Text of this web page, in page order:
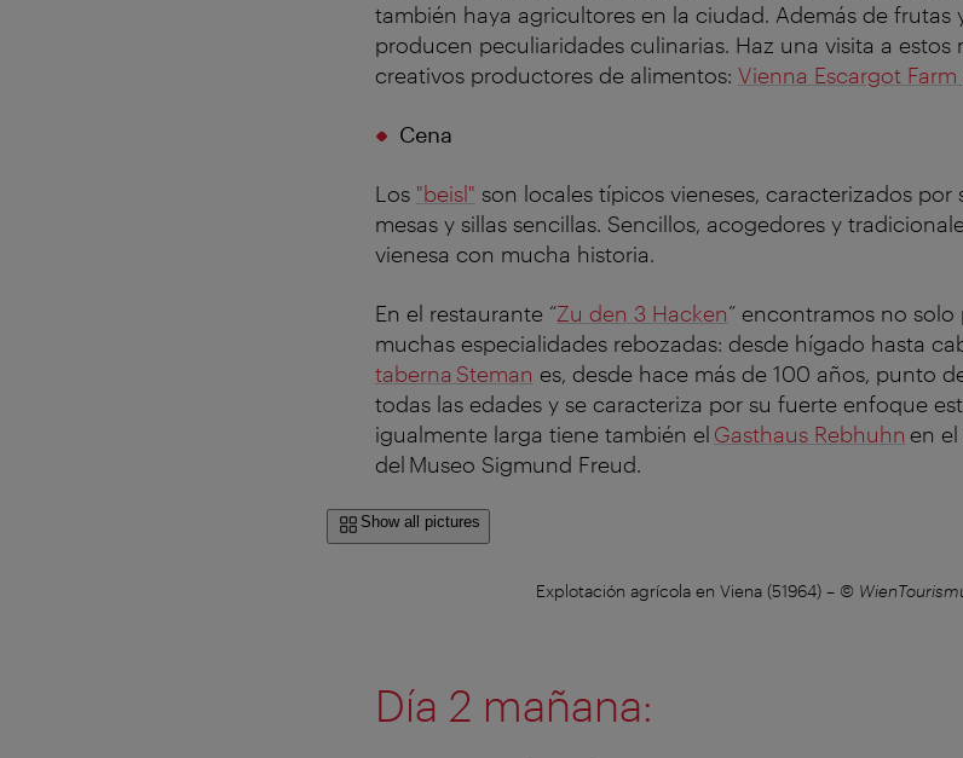
también haya agricultores en la ciudad. Además de frutas
producen peculiaridades culinarias. Haz una visita a
creativos productores de alimentos: Vienna Escargot
Cena
Los "beisl" son locales típicos vieneses, caracterizados por
mesas y sillas sencillas. Sencillos, acogedores y
vienesa con mucha historia.
En el restaurante “Zu den 3 Hacken” encontramos no
muchas especialidades rebozadas: desde hígado hasta
taberna Steman es, desde hace más de 100 años, punto
todas las edades y se caracteriza por su fuerte enfoque
igualmente larga tiene también el Gasthaus Rebhuhn en
del Museo Sigmund Freud.
Show all pictures
Explotación agrícola en Viena (51964) – ©
Día 2 mañana: